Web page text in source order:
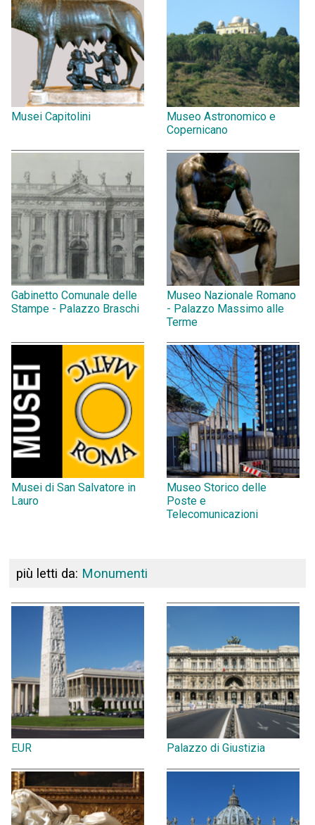
Musei Capitolini
Museo Astronomico e
Copernicano
Gabinetto Comunale delle
Stampe - Palazzo Braschi
Museo Nazionale Romano
- Palazzo Massimo alle
Terme
Musei di San Salvatore in
Lauro
Museo Storico delle
Poste e
Telecomunicazioni
più letti da: Monumenti
EUR Palazzo di Giustizia